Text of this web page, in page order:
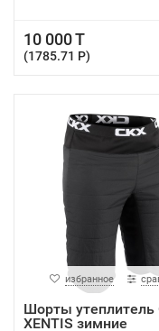
10 000 T
(1785.71 P)
избранное
Шорты утеплитель
XENTIS зимние